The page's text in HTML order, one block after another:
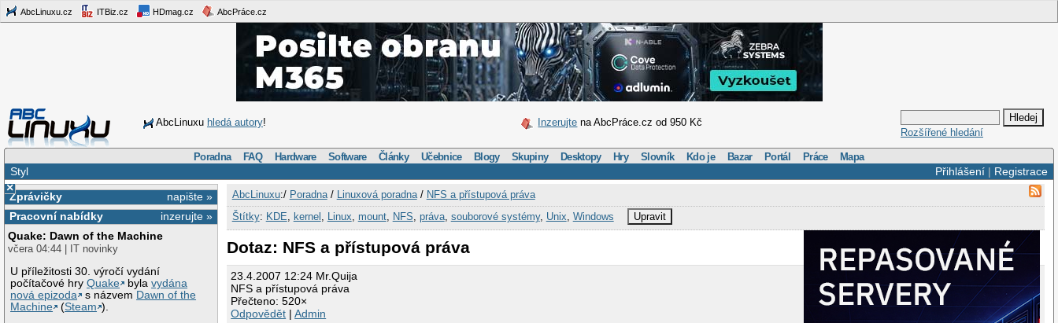
AbcLinuxu.cz ITBiz.cz HDmag.cz AbcPráce.cz
AbcLinuxu hledá autory! Inzerujte na AbcPráce.cz od 950 Kč
Rozšířené hledání
Poradna FAQ Hardware Software Články Učebnice Blogy Skupiny Desktopy Hry Slovník Kdo je Bazar Portál Práce Mapa
Přihlášení| Registrace
Styl
×
napište »
Zprávičky
inzerujte »
Pracovní nabídky
Quake: Dawn of the Machine
včera 04:44 | IT novinky
U příležitosti 30. výročí vydání
počítačové hryQuake bylavydána
nová epizoda
s názvem Dawn of the
Machine
(Steam ).
AbcLinuxu:/ Poradna/ Linuxová poradna/ NFS a přístupová práva
Štítky: KDE kernel Linux mount, NFS práva, souborové systémy, Unix Windows Upravit
Dotaz: NFS a přístupová práva
23.4.2007 12:24 Mr.Quija
NFS a přístupová práva
Přečteno: 520×
Odpovědět |Admin